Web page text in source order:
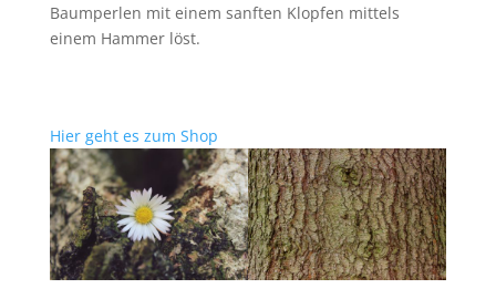
Baumperlen mit einem sanften Klopfen mittels
einem Hammer löst.
Hier geht es zum Shop